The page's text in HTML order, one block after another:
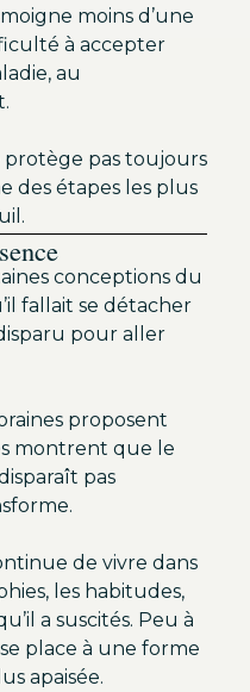
moins d’une
à accepter
au
protège pas toujours
des étapes les plus
conceptions du
fallait se détacher
pour aller
proposent
montrent que le
pas
de vivre dans
les habitudes,
a suscités. Peu à
place à une forme
apaisée.